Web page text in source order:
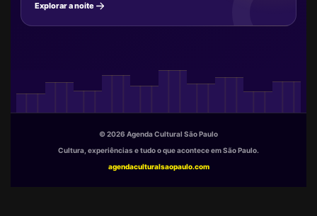
Explorar a noite
© 2026 Agenda Cultural São Paulo
Cultura, experiências e tudo o que acontece em São Paulo.
agendaculturalsaopaulo.com